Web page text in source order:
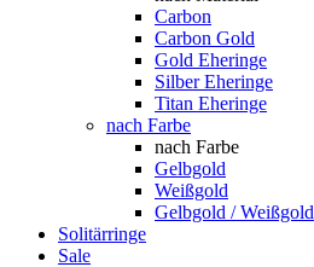
Carbon
Carbon Gold
Gold Eheringe
Silber Eheringe
Titan Eheringe
nach Farbe
nach Farbe
Gelbgold
Weißgold
Gelbgold / Weißgold
Solitärringe
Sale